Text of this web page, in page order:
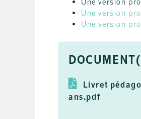
Une version
Une version
Une version
Livret
ans.pdf